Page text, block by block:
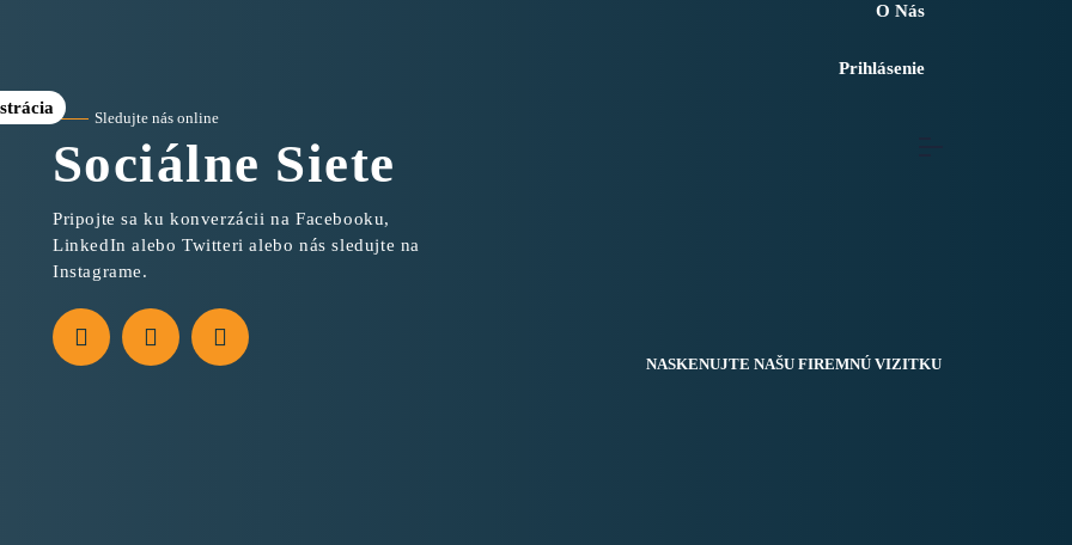
O Nás
Prihlásenie
Sledujte nás online
Sociálne Siete
Pripojte sa ku konverzácii na Facebooku,
LinkedIn alebo Twitteri alebo nás sledujte na
Instagrame.
NASKENUJTE NAŠU FIREMNÚ VIZITKU